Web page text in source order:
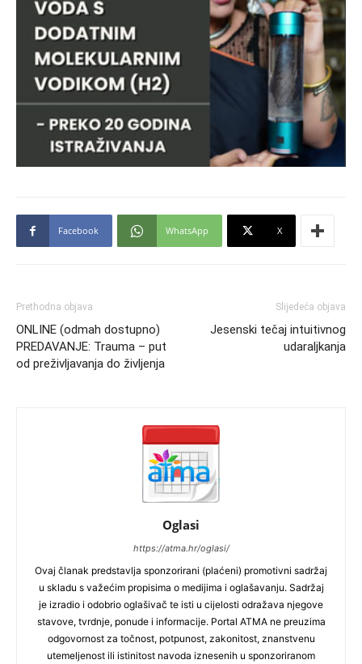
Facebook WhatsApp X
Prethodna objava
ONLINE (odmah dostupno)
PREDAVANJE: Trauma – put
od preživljavanja do življenja
Slijedeća objava
Jesenski tečaj intuitivnog
udaraljkanja
Oglasi
https://atma.hr/oglasi/
Ovaj članak predstavlja sponzorirani (plaćeni) promotivni sadržaj
u skladu s važećim propisima o medijima i oglašavanju. Sadržaj
je izradio i odobrio oglašivač te isti u cijelosti odražava njegove
stavove, tvrdnje, ponude i informacije. Portal ATMA ne preuzima
odgovornost za točnost, potpunost, zakonitost, znanstvenu
utemeljenost ili istinitost navoda iznesenih u sponzoriranom